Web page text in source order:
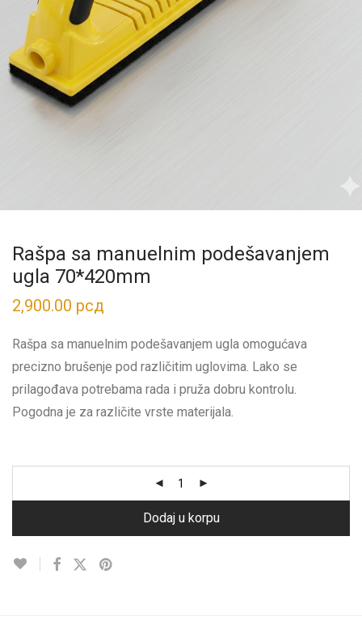
Rašpa sa manuelnim podešavanjem
ugla 70*420mm
2,900.00 рсд
Rašpa sa manuelnim podešavanjem ugla omogućava
precizno brušenje pod različitim uglovima. Lako se
prilagođava potrebama rada i pruža dobru kontrolu.
Pogodna je za različite vrste materijala.
Dodaj u korpu